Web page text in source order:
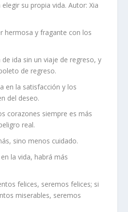
su propia vida.Autor: Xia
hermosa y fragante con los
de ida sin un viaje de regreso, y
de regreso.
en la satisfacción y los
del deseo.
corazones siempre es más
real.
sino menos cuidado.
la vida, habrá más
felices, seremos felices; si
miserables, seremos